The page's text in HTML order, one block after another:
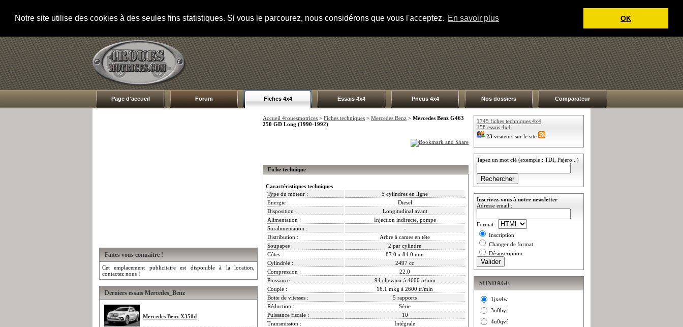
Notre site utilise des cookies à des seules fins statistiques. Si vous le parcourez, nous considérons que vous l'acceptez. En savoir plus OK
Page d'accueil Forum Fiches 4x4 Essais 4x4 Pneus 4x4 Nos dossiers Comparateur
Faites vous connaitre !
Cet emplacement publicitaire est disponible à la location,
contactez nous !
Derniers essais Mercedes_Benz
Mercedes Benz X350d
Accueil 4rouesmotrices > Fiches techniques > Mercedes Benz > Mercedes Benz G463
250 GD Long (1990-1992)
Fiche technique
Caractéristiques techniques
Type du moteur :
5 cylindres en ligne
Energie :
Diesel
Disposition :
Longitudinal avant
Alimentation :
Injection indirecte, pompe
Suralimentation :
-
Distribution :
Arbre à cames en tête
Soupapes :
2 par cylindre
Côtes :
87.0 x 84.0 mm
Cylindrée :
2497 cc
Compression :
22.0
Puissance :
94 chevaux à 4600 tr/min
Couple :
16.1 mkg à 2600 tr/min
Boite de vitesses :
5 rapports
Réduction :
Série
Puissance fiscale :
10
Transmission :
Intégrale
1745 fiches techniques 4x4
158 essais 4x4
23 visiteurs sur le site
Tapez un mot clé (exemple : TDI, Pajero...)
Inscrivez-vous à notre newsletter
Adresse email :
Format :
Inscription
Changer de format
Désinscription
SONDAGE
1jxs4w
3n0byj
4u0qvf